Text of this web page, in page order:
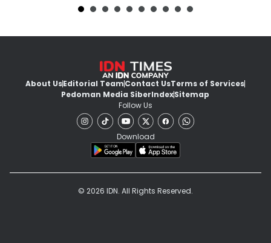
About UsEditorial TeamContact UsTerms of Services
Pedoman Media SiberIndexSitemap
Follow Us
Download
© 2026 IDN. All Rights Reserved.